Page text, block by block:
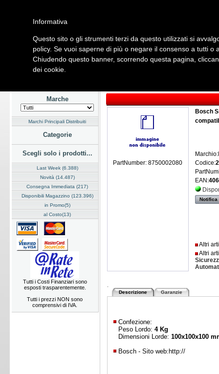
Home Listino Marchi Dati Cliente Servizi Company
Hardware Software Fotografia Telefonia Audio Video
Marche
Marchi Principali Distribuiti
Categorie
Scegli solo i prodotti...
Last Week (6.388)
Novità (14.487)
Consegna Immediata (217)
Disponibili Magazzino (123.396)
in Promo(5)
al Costo(13)
Tutti i Costi Finanziari sono
esposti trasparentemente.
Tutti i prezzi NON sono
comprensivi di IVA.
PartNumber: 8750002080
Bosch
Marchio:
Codice:
EAN:
Notifica
Altri
Altri
Descrizione Garanzie
Confezione:
Peso Lordo: 4 Kg
Dimensioni Lorde: 100x100x100
Bosch - Sito web: http://
Informativa
Questo sito o gli strumenti terzi da questo utilizzati si
policy. Se vuoi saperne di più o negare il consenso a tutti o
Chiudendo questo banner, scorrendo questa pagina,
dei cookie.